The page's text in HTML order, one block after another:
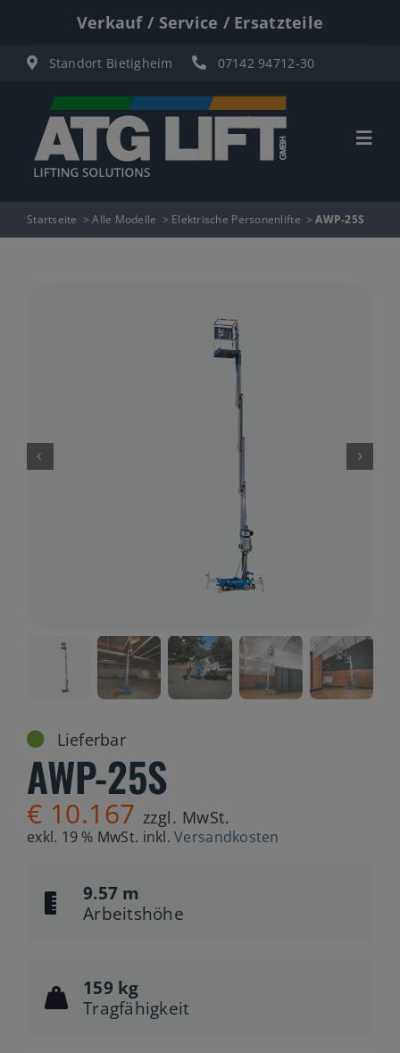
springen
Verkauf / Service / Ersatzteile
Standort Bietigheim 07142 94712-30
Startseite Alle Modelle Elektrische Personenlifte AWP-25S
Lieferbar
AWP-25S
€ 10.167 zzgl. MwSt.
exkl. 19 % MwSt. inkl.Versandkosten
9.57 m
Arbeitshöhe
159 kg
Tragfähigkeit